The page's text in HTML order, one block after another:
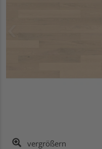
vergrößern